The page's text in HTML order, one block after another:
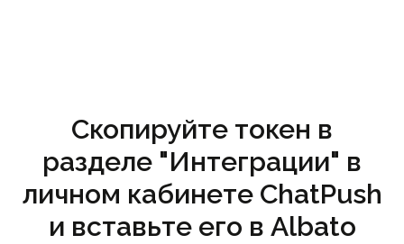
Скопируйте токен в
разделе "Интеграции" в
личном кабинете ChatPush
и вставьте его в Albato